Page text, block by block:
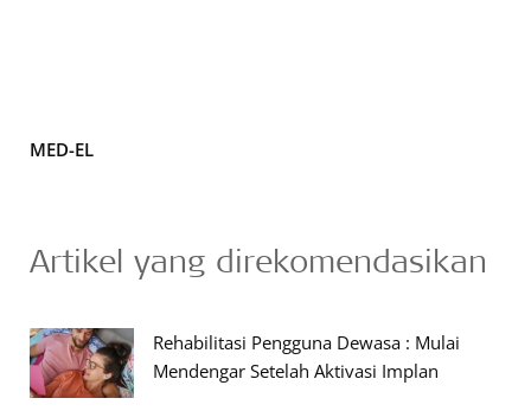
MED-EL
Artikel yang direkomendasikan
Rehabilitasi Pengguna Dewasa : Mulai
Mendengar Setelah Aktivasi Implan